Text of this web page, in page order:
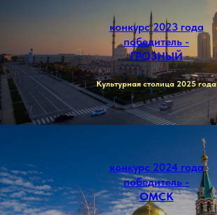
конкурс 2023 года
победитель -
ГРОЗНЫЙ
Культурная столица 2025 года
конкурс 2024 года
победитель -
ОМСК